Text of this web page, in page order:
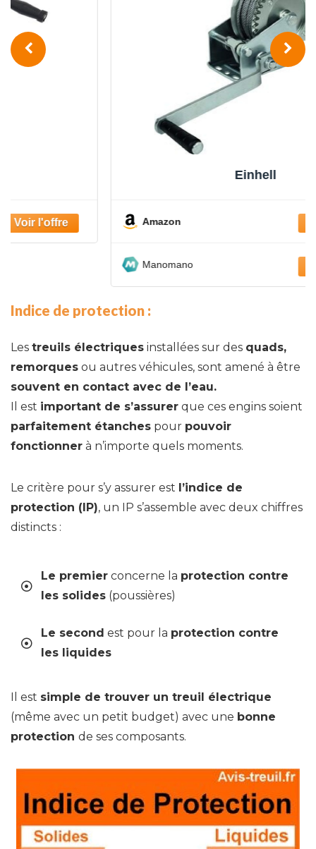
Amazon
Indice de protection :
Les treuils électriques installées sur des quads,
remorques ou autres véhicules, sont amené à être
souvent en contact avec de l’eau.
Il est important de s’assurer que ces engins soient
parfaitement étanches pour pouvoir
fonctionner à n’importe quels moments.
Le critère pour s’y assurer est l’indice de
protection (IP), un IP s’assemble avec deux chiffres
distincts :
Le premier concerne la protection contre
les solides (poussières)
Le second est pour la protection contre
les liquides
Il est simple de trouver un treuil électrique
(même avec un petit budget) avec une bonne
protection de ses composants.